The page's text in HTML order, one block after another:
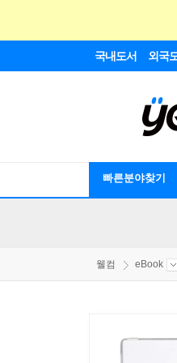
국내도서 외국
빠른분야찾기
웰컴 eBook